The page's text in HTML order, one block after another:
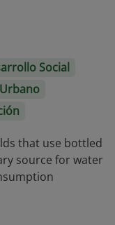
Social
that use bottled
source for water